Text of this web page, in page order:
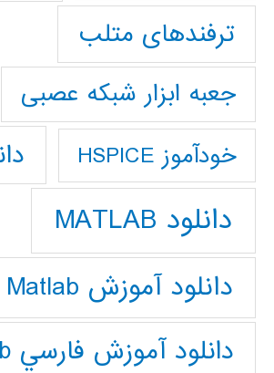
ترفندهای متلب
جعبه ابزار شبکه عصبی
خودآموز HSPICE
دانلود MATLAB
دانلود آموزش Matlab
دانلود آموزش فارسي Matlab